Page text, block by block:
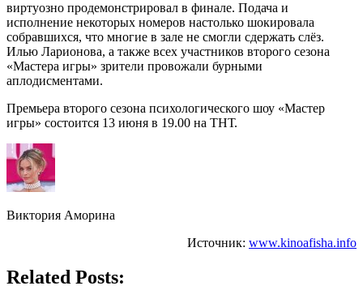
виртуозно продемонстрировал в финале. Подача и
исполнение некоторых номеров настолько шокировала
собравшихся, что многие в зале не смогли сдержать слёз.
Илью Ларионова, а также всех участников второго сезона
«Мастера игры» зрители провожали бурными
аплодисментами.
Премьера второго сезона психологического шоу «Мастер
игры» состоится 13 июня в 19.00 на ТНТ.
Виктория Аморина
Источник: www.kinoafisha.info
Related Posts: